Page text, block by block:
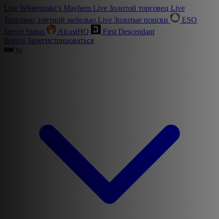
Live Whitestrake’s Mayhem Live Золотой торговец Live
Торговец элитной мебелью Live Золотые поиски
ESO
Server Status
AlcastHQ
First Descendant
Войти Зарегистрироваться
ru